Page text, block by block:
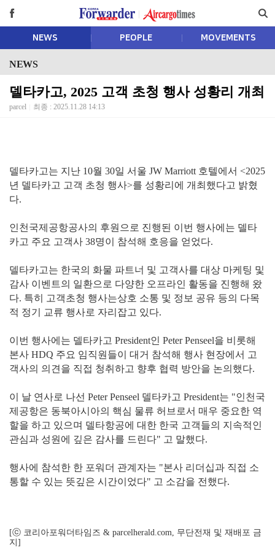
NEWS PEOPLE MOVEMENTS
NEWS
델타카고, 2025 고객 초청 행사 성황리 개최
parcel 최종 : 2025.11.28 14:13
델타카고는 지난 10월 30일 서울 JW Marriott 호텔에서 <2025
년 델타카고 고객 초청 행사>를 성황리에 개최했다고 밝혔
다.
인천국제공항공사의 후원으로 진행된 이번 행사에는 델타
카고 주요 고객사 38명이 참석해 호응을 얻었다.
델타카고는 한국의 화물 파트너 및 고객사를 대상 마케팅 및
감사 이벤트의 일환으로 다양한 오프라인 활동을 진행해 왔
다. 특히 고객초청 행사는상호 소통 및 정보 공유 등의 다목
적 정기 교류 행사로 자리잡고 있다.
이번 행사에는 델타카고 President인 Peter Penseel을 비롯해
본사 HDQ 주요 임직원들이 대거 참석해 행사 현장에서 고
객사의 의견을 직접 청취하고 향후 협력 방안을 논의했다.
이 날 연사로 나선 Peter Penseel 델타카고 President는 "인천국
제공항은 동북아시아의 핵심 물류 허브로서 매우 중요한 역
할을 하고 있으며 델타항공에 대한 한국 고객들의 지속적인
관심과 성원에 깊은 감사를 드린다" 고 말했다.
행사에 참석한 한 포워더 관계자는 "본사 리더십과 직접 소
통할 수 있는 뜻깊은 시간이었다" 고 소감을 전했다.
[ⓒ 코리아포워더타임즈 & parcelherald.com, 무단전재 및 재배포 금
지]